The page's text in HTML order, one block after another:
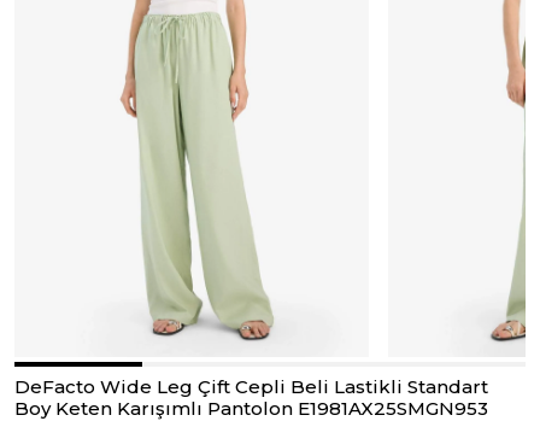
DeFacto Wide Leg Çift Cepli Beli Lastikli Standart
Boy Keten Karışımlı Pantolon E1981AX25SMGN953